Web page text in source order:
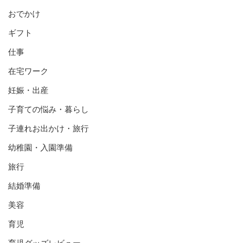
おでかけ
ギフト
仕事
在宅ワーク
妊娠・出産
子育ての悩み・暮らし
子連れお出かけ・旅行
幼稚園・入園準備
旅行
結婚準備
美容
育児